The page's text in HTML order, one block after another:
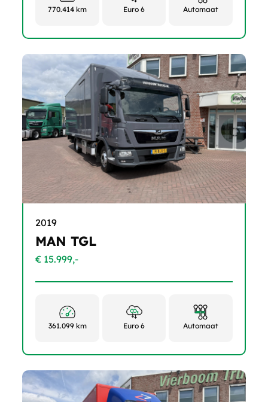
770.414 km Euro 6 Automaat
2019
MAN TGL
€ 15.999,-
361.099 km Euro 6 Automaat